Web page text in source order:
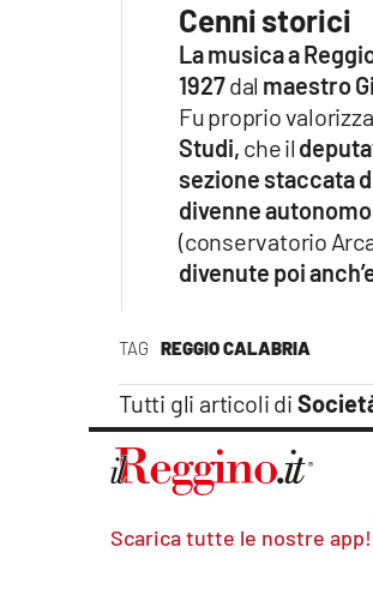
TAG REGGIO CALABRIA
Tutti gli articoli di
Cenni storici
La musica a
1927dal maestro
Fu proprio
Studi, che il
sezione staccata
divenne
(conservatorio
divenute poi
Scarica tutte le nostre app!